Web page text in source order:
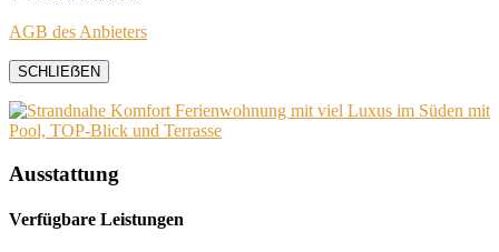
AGB des Anbieters
SCHLIEẞEN
Ausstattung
Verfügbare Leistungen